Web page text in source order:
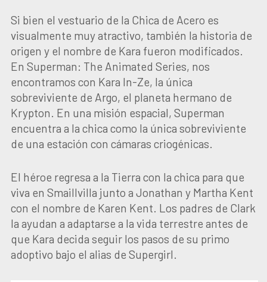
Si bien el vestuario de la Chica de Acero es
visualmente muy atractivo, también la historia de
origen y el nombre de Kara fueron modificados.
En Superman: The Animated Series, nos
encontramos con Kara In-Ze, la única
sobreviviente de Argo, el planeta hermano de
Krypton. En una misión espacial, Superman
encuentra a la chica como la única sobreviviente
de una estación con cámaras criogénicas.
El héroe regresa a la Tierra con la chica para que
viva en Smaillvilla junto a Jonathan y Martha Kent
con el nombre de Karen Kent. Los padres de Clark
la ayudan a adaptarse a la vida terrestre antes de
que Kara decida seguir los pasos de su primo
adoptivo bajo el alias de Supergirl.